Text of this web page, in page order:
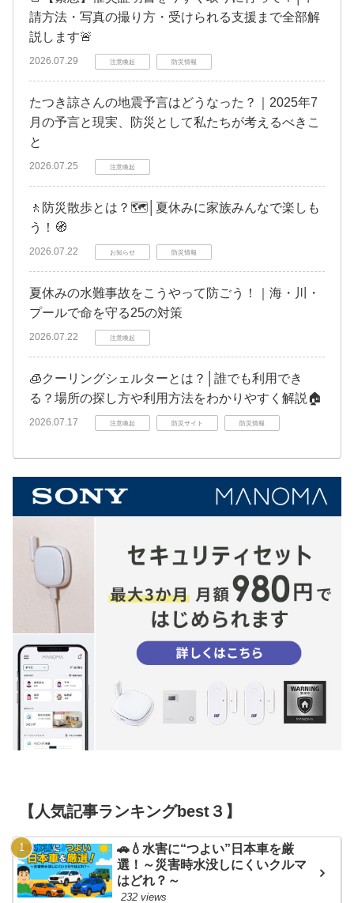
請方法・写真の撮り方・受けられる支援まで全部解
説します🚨
2026.07.29 注意喚起 防災情報
たつき諒さんの地震予言はどうなった？｜2025年7
月の予言と現実、防災として私たちが考えるべきこ
と
2026.07.25 注意喚起
🚶防災散歩とは？🗺️│夏休みに家族みんなで楽しも
う！🧭
2026.07.22 お知らせ 防災情報
夏休みの水難事故をこうやって防ごう！｜海・川・
プールで命を守る25の対策
2026.07.22 注意喚起
🧊クーリングシェルターとは？│誰でも利用でき
る？場所の探し方や利用方法をわかりやすく解説🏠
2026.07.17 注意喚起 防災サイト 防災情報
【人気記事ランキングbest３】
🚗💧水害に“つよい”日本車を厳
選！～災害時水没しにくいクルマ
はどれ？～
232 views